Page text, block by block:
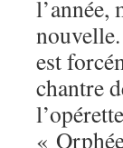
l’année,
est
chantre
«